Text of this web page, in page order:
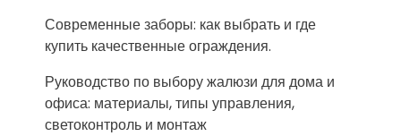
Современные заборы: как выбрать и где
купить качественные ограждения.
Руководство по выбору жалюзи для дома и
офиса: материалы, типы управления,
светоконтроль и монтаж